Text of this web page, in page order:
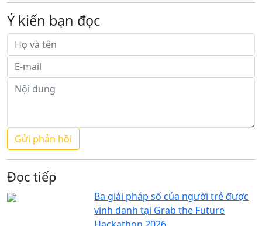
Ý kiến bạn đọc
Đọc tiếp
Ba giải pháp số của người trẻ được
vinh danh tại Grab the Future